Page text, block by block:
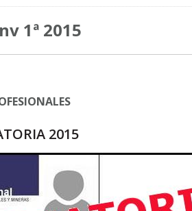
1ª 2015
2015